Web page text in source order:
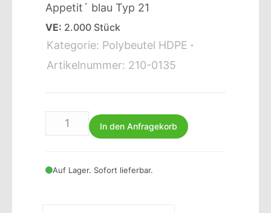
Appetit´ blau Typ 21
VE: 2.000 Stück
Kategorie: Polybeutel HDPE
Artikelnummer: 210-0135
In den Anfragekorb
Auf Lager. Sofort lieferbar.